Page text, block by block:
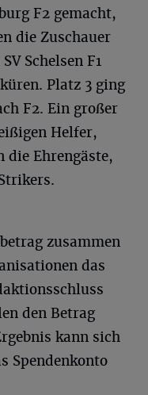
F2 gemacht,
die Zuschauer
Schelsen F1
Platz 3 ging
F2. Ein großer
Helfer,
die Ehrengäste,
zusammen
das
den Betrag
kann sich
Spendenkonto